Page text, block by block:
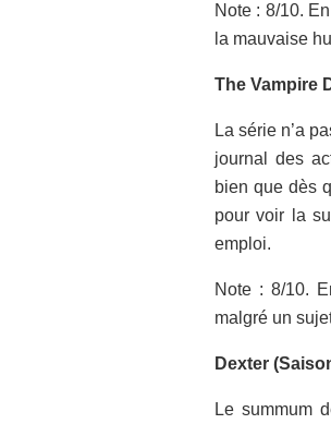
Note : 8/10.
la mauvaise
The Vampire
La série n’a
journal des
bien que dès
pour voir la
emploi.
Note : 8/10.
malgré un
Dexter
Le summum